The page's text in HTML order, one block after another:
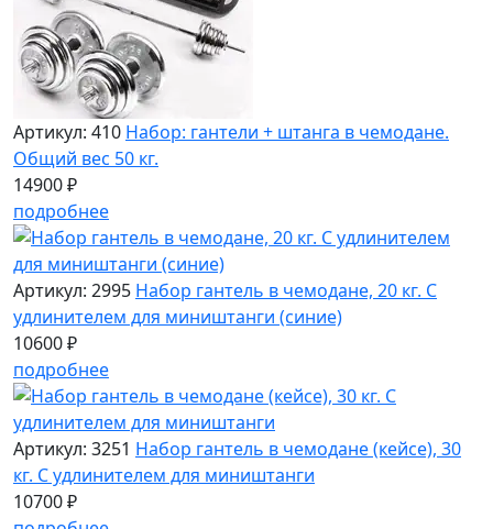
Артикул: 410 Набор: гантели + штанга в чемодане.
Общий вес 50 кг.
14900 ₽
подробнее
Артикул: 2995 Набор гантель в чемодане, 20 кг. С
удлинителем для миништанги (синие)
10600 ₽
подробнее
Артикул: 3251 Набор гантель в чемодане (кейсе), 30
кг. С удлинителем для миништанги
10700 ₽